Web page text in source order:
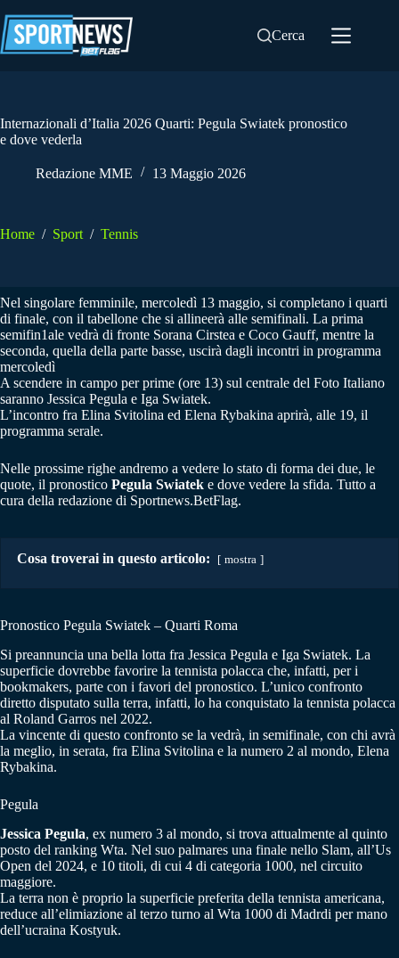
al
contenuto
Cerca
Internazionali d’Italia 2026 Quarti: Pegula Swiatek pronostico
e dove vederla
Redazione MME 13 Maggio 2026
Home / Sport / Tennis
Nel singolare femminile, mercoledì 13 maggio, si completano i quarti
di finale, con il tabellone che si allineerà alle semifinali. La prima
semifin1ale vedrà di fronte Sorana Cirstea e Coco Gauff, mentre la
seconda, quella della parte basse, uscirà dagli incontri in programma
mercoledì
A scendere in campo per prime (ore 13) sul centrale del Foto Italiano
saranno Jessica Pegula e Iga Swiatek.
L’incontro fra Elina Svitolina ed Elena Rybakina aprirà, alle 19, il
programma serale.
Nelle prossime righe andremo a vedere lo stato di forma dei due, le
quote, il pronostico Pegula Swiatek e dove vedere la sfida. Tutto a
cura della redazione di Sportnews.BetFlag.
Cosa troverai in questo articolo: mostra
Pronostico Pegula Swiatek – Quarti Roma
Si preannuncia una bella lotta fra Jessica Pegula e Iga Swiatek. La
superficie dovrebbe favorire la tennista polacca che, infatti, per i
bookmakers, parte con i favori del pronostico. L’unico confronto
diretto disputato sulla terra, infatti, lo ha conquistato la tennista polacca
al Roland Garros nel 2022.
La vincente di questo confronto se la vedrà, in semifinale, con chi avrà
la meglio, in serata, fra Elina Svitolina e la numero 2 al mondo, Elena
Rybakina.
Pegula
Jessica Pegula, ex numero 3 al mondo, si trova attualmente al quinto
posto del ranking Wta. Nel suo palmares una finale nello Slam, all’Us
Open del 2024, e 10 titoli, di cui 4 di categoria 1000, nel circuito
maggiore.
La terra non è proprio la superficie preferita della tennista americana,
reduce all’elimiazione al terzo turno al Wta 1000 di Madrdi per mano
dell’ucraina Kostyuk.